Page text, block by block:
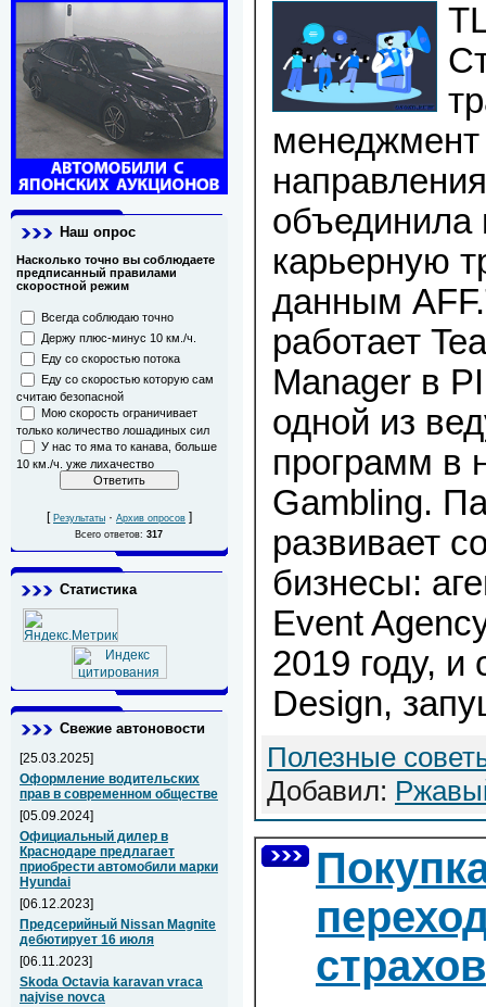
Наш опрос
Насколько точно вы соблюдаете
предписанный правилами
скоростной режим
Всегда соблюдаю точно
Держу плюс-минус 10 км./ч.
Еду со скоростью потока
Еду со скоростью которую сам
считаю безопасной
Мою скорость ограничивает
только количество лошадиных сил
У нас то яма то канава, больше
10 км./ч. уже лихачество
[ Результаты · Архив опросов ]
Всего ответов:317
Статистика
Свежие автоновости
[25.03.2025]
Оформление водительских
прав в современном обществе
[05.09.2024]
Официальный дилер в
Краснодаре предлагает
приобрести автомобили марки
Hyundai
[06.12.2023]
Предсерийный Nissan Magnite
дебютирует 16 июля
[06.11.2023]
Skoda Octavia karavan vraca
najvise novca
объединила
карьерную
данным
работает
Manager в
одной из
программ в
Gambling.
развивает
бизнесы:
Event
2019 году,
Design,
Полезные
Добавил: